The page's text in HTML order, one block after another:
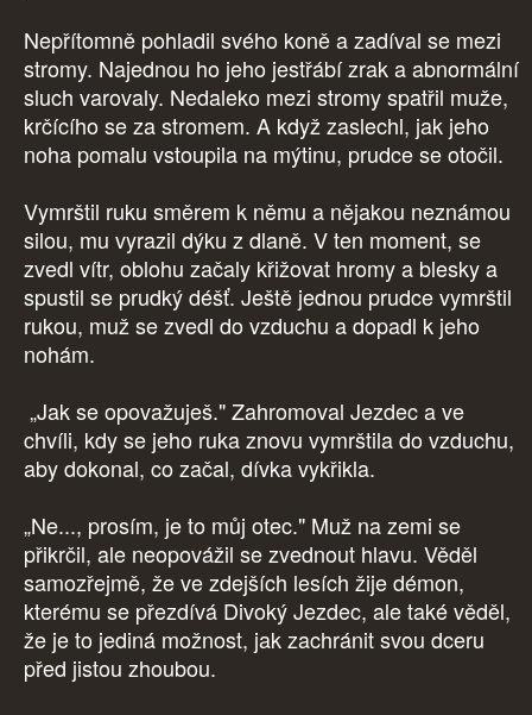
Nepřítomně pohladil svého koně a zadíval se mezi
stromy. Najednou ho jeho jestřábí zrak a abnormální
sluch varovaly. Nedaleko mezi stromy spatřil muže,
krčícího se za stromem. A když zaslechl, jak jeho
noha pomalu vstoupila na mýtinu, prudce se otočil.
Vymrštil ruku směrem k němu a nějakou neznámou
silou, mu vyrazil dýku z dlaně. V ten moment, se
zvedl vítr, oblohu začaly křižovat hromy a blesky a
spustil se prudký déšť. Ještě jednou prudce vymrštil
rukou, muž se zvedl do vzduchu a dopadl k jeho
nohám.
„Jak se opovažuješ." Zahromoval Jezdec a ve
chvíli, kdy se jeho ruka znovu vymrštila do vzduchu,
aby dokonal, co začal, dívka vykřikla.
„Ne..., prosím, je to můj otec." Muž na zemi se
přikrčil, ale neopovážil se zvednout hlavu. Věděl
samozřejmě, že ve zdejších lesích žije démon,
kterému se přezdívá Divoký Jezdec, ale také věděl,
že je to jediná možnost, jak zachránit svou dceru
před jistou zhoubou.